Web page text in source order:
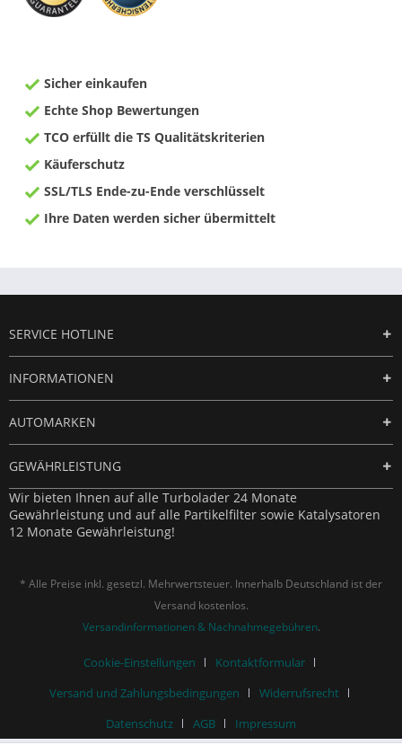
Sicher einkaufen
Echte Shop Bewertungen
TCO erfüllt die TS Qualitätskriterien
Käuferschutz
SSL/TLS Ende-zu-Ende verschlüsselt
Ihre Daten werden sicher übermittelt
SERVICE HOTLINE
INFORMATIONEN
AUTOMARKEN
GEWÄHRLEISTUNG
Wir bieten Ihnen auf alle Turbolader 24 Monate
Gewährleistung und auf alle Partikelfilter sowie Katalysatoren
12 Monate Gewährleistung!
* Alle Preise inkl. gesetzl. Mehrwertsteuer. Innerhalb Deutschland ist der
Versand kostenlos.
Versandinformationen & Nachnahmegebühren.
Cookie-Einstellungen
Kontaktformular
Versand und Zahlungsbedingungen
Widerrufsrecht
Datenschutz
AGB Impressum